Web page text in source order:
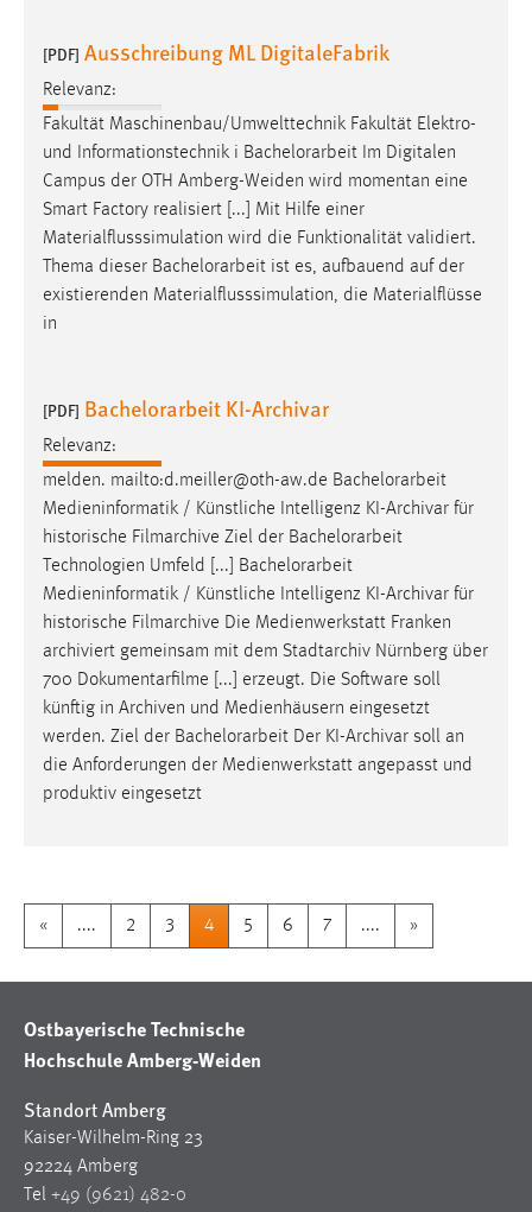
[PDF] Ausschreibung ML DigitaleFabrik
Relevanz:
Fakultät Maschinenbau/Umwelttechnik Fakultät Elektro-
und Informationstechnik i Bachelorarbeit Im Digitalen
Campus der OTH Amberg-Weiden wird momentan eine
Smart Factory realisiert [...] Mit Hilfe einer
Materialflusssimulation wird die Funktionalität validiert.
Thema dieser Bachelorarbeit ist es, aufbauend auf der
existierenden Materialflusssimulation, die Materialflüsse
in
[PDF] Bachelorarbeit KI-Archivar
Relevanz:
melden. mailto:d.meiller@oth-aw.de Bachelorarbeit
Medieninformatik / Künstliche Intelligenz KI-Archivar für
historische Filmarchive Ziel der Bachelorarbeit
Technologien Umfeld [...] Bachelorarbeit
Medieninformatik / Künstliche Intelligenz KI-Archivar für
historische Filmarchive Die Medienwerkstatt Franken
archiviert gemeinsam mit dem Stadtarchiv Nürnberg über
700 Dokumentarfilme [...] erzeugt. Die Software soll
künftig in Archiven und Medienhäusern eingesetzt
werden. Ziel der Bachelorarbeit Der KI-Archivar soll an
die Anforderungen der Medienwerkstatt angepasst und
produktiv eingesetzt
« .... 2 3 4 5 6 7 .... »
Ostbayerische Technische
Hochschule Amberg-Weiden
Standort Amberg
Kaiser-Wilhelm-Ring 23
92224 Amberg
Tel +49 (9621) 482-0